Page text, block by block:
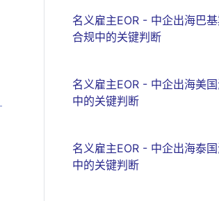
名义雇主EOR - 中企出海巴
合规中的关键判断
名义雇主EOR - 中企出海美
中的关键判断
名义雇主EOR - 中企出海泰
中的关键判断